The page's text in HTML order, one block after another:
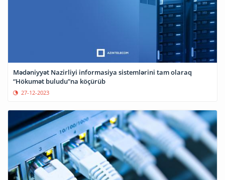
Mədəniyyət Nazirliyi informasiya sistemlərini tam olaraq
“Hökumət buludu”na köçürüb
27-12-2023